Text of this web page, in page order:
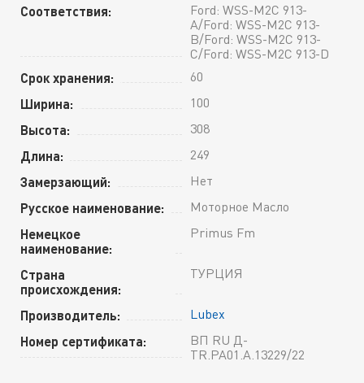
Соответствия:
Ford: WSS-M2C 913-
A/Ford: WSS-M2C 913-
B/Ford: WSS-M2C 913-
C/Ford: WSS-M2C 913-D
Срок хранения: 60
Ширина: 100
Высота: 308
Длина: 249
Замерзающий: Нет
Русское наименование: Моторное Масло
Немецкое
наименование:
Primus Fm
Страна
происхождения:
ТУРЦИЯ
Производитель: Lubex
Номер сертификата:
ВП RU Д-
TR.РА01.А.13229/22